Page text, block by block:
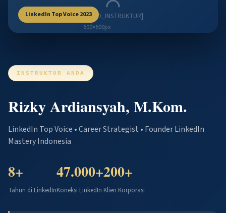
[FOTO_INSTRUKTUR]
600×600px
LinkedIn Top Voice 2023
INSTRUKTUR ANDA
Rizky Ardiansyah, M.Kom.
LinkedIn Top Voice • Career Strategist • Founder LinkedIn
Mastery Indonesia
8+
Tahun di LinkedIn
47.000+
Koneksi LinkedIn
200+
Klien Korporasi